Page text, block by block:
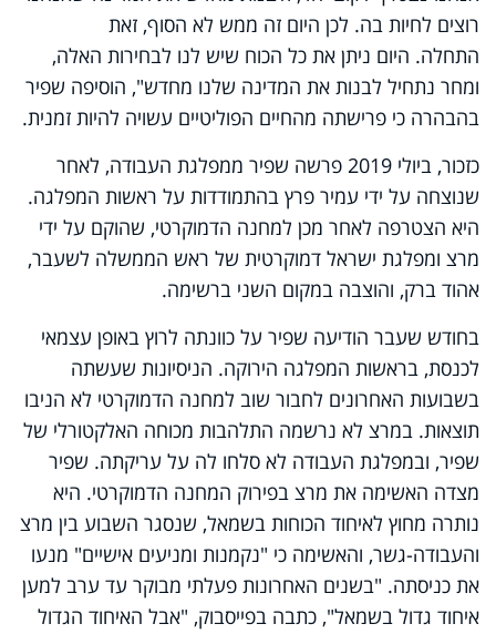
רוצים לחיות בה. לכן היום זה ממש לא הסוף, זאת
התחלה. היום ניתן את כל הכוח שיש לנו לבחירות האלה,
ומחר נתחיל לבנות את המדינה שלנו מחדש", הוסיפה שפיר
בהבהרה כי פרישתה מהחיים הפוליטיים עשויה להיות זמנית.
כזכור, ביולי 2019 פרשה שפיר ממפלגת העבודה, לאחר
שנוצחה על ידי עמיר פרץ בהתמודדות על ראשות המפלגה.
היא הצטרפה לאחר מכן למחנה הדמוקרטי, שהוקם על ידי
מרצ ומפלגת ישראל דמוקרטית של ראש הממשלה לשעבר,
אהוד ברק, והוצבה במקום השני ברשימה.
בחודש שעבר הודיעה שפיר על כוונתה לרוץ באופן עצמאי
לכנסת, בראשות המפלגה הירוקה. הניסיונות שעשתה
בשבועות האחרונים לחבור שוב למחנה הדמוקרטי לא הניבו
תוצאות. במרצ לא נרשמה התלהבות מכוחה האלקטורלי של
שפיר, ובמפלגת העבודה לא סלחו לה על עריקתה. שפיר
מצדה האשימה את מרצ בפירוק המחנה הדמוקרטי. היא
נותרה מחוץ לאיחוד הכוחות בשמאל, שנסגר השבוע בין מרצ
והעבודה-גשר, והאשימה כי "נקמנות ומניעים אישיים" מנעו
את כניסתה. "בשנים האחרונות פעלתי מבוקר עד ערב למען
איחוד גדול בשמאל", כתבה בפייסבוק, "אבל האיחוד הגדול